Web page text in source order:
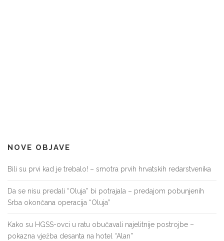
NOVE OBJAVE
Bili su prvi kad je trebalo! – smotra prvih hrvatskih redarstvenika
Da se nisu predali “Oluja” bi potrajala – predajom pobunjenih
Srba okončana operacija “Oluja”
Kako su HGSS-ovci u ratu obučavali najelitnije postrojbe –
pokazna vježba desanta na hotel “Alan”